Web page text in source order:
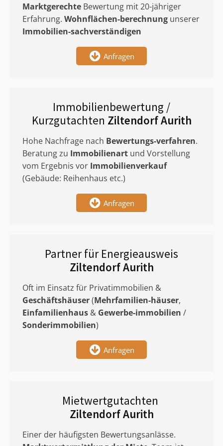
Marktgerechte Bewertung mit 20-jähriger
Erfahrung. Wohnflächen-berechnung unserer
Immobilien-sachverständigen
Anfragen
Immobilienbewertung /
Kurzgutachten Ziltendorf Aurith
Hohe Nachfrage nach Bewertungs-verfahren.
Beratung zu Immobilienart und Vorstellung
vom Ergebnis vor Immobilienverkauf
(Gebäude: Reihenhaus etc.)
Anfragen
Partner für Energieausweis
Ziltendorf Aurith
Oft im Einsatz für Privatimmobilien &
Geschäftshäuser(Mehrfamilien-häuser,
Einfamilienhaus & Gewerbe-immobilien /
Sonderimmobilien)
Anfragen
Mietwertgutachten
Ziltendorf Aurith
Einer der häufigsten Bewertungsanlässe.